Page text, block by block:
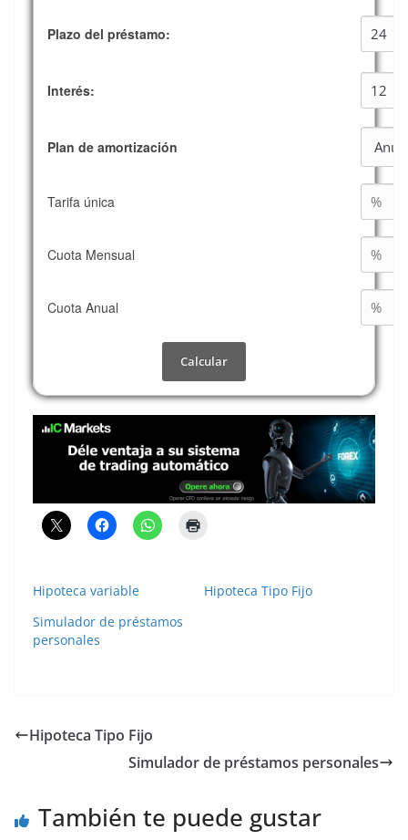
Plazo del préstamo:
Interés:
Plan de amortización
Tarifa única
Cuota Mensual
Cuota Anual
Hipoteca variable
Hipoteca Tipo Fijo
Simulador de préstamos
personales
Hipoteca Tipo Fijo
Simulador de préstamos personales
También te puede gustar